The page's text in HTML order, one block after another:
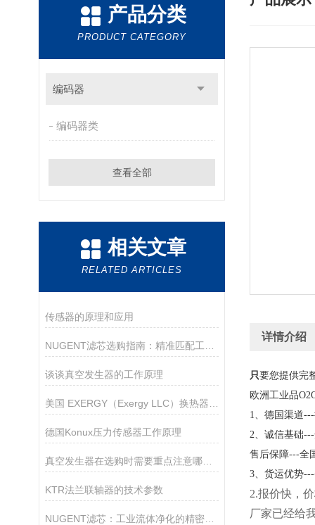
产品分类
PRODUCT CATEGORY
编码器
编码器类
查看全部
相关文章
RELATED ARTICLES
传感器的原理和应用
谈谈真空发生器的工作原理
德国Konux压力传感器工作原理
真空发生器在选购时需要重点注意哪些方面？
KTR法兰联轴器的技术参数
NUGENT滤芯：工业流体净化的精密守护者
详情介绍
只要您提供完
欧洲工业品
1、德国渠道---
2、诚信基础---
售后保障---全
3、货运优势---
2.报价快，
厂家已经给